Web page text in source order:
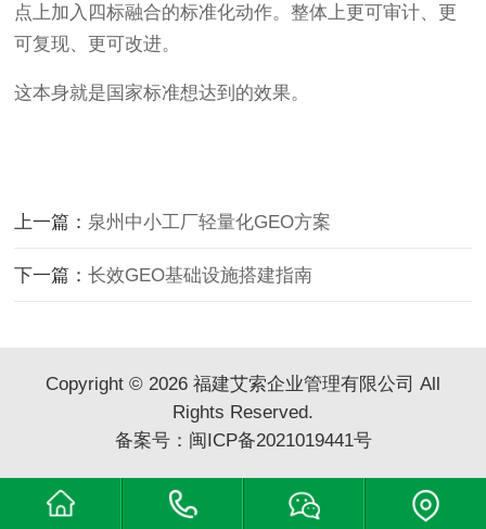
点上加入四标融合的标准化动作。整体上更可审计、更
可复现、更可改进。
这本身就是国家标准想达到的效果。
上一篇： 泉州中小工厂轻量化GEO方案
下一篇：长效GEO基础设施搭建指南
Copyright © 2026 福建艾索企业管理有限公司 All
Rights Reserved.
备案号： 闽ICP备2021019441号